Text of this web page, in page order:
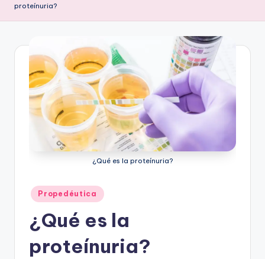
proteínuria?
¿Qué es la proteínuria?
Publicado
en
Propedéutica
¿Qué es la
proteínuria?